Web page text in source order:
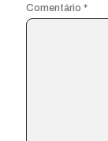
Comentário *